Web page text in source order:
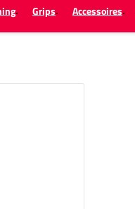
Grips Accessoires